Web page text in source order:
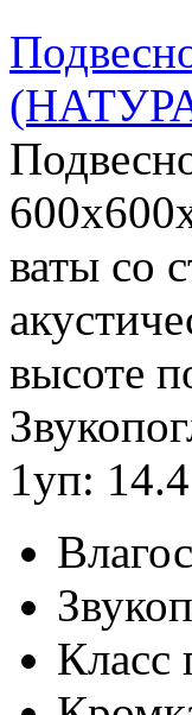
ваты со
высоте
1уп:
Класс